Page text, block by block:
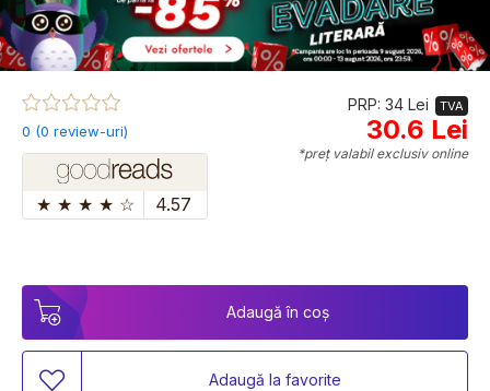
0 (0 review-uri)
★ ★ ★ ★ ☆ 4.57
PRP: 34 Lei TVA
30.6 Lei
*preț valabil exclusiv online
Adaugă în coș
Adaugă la favorite